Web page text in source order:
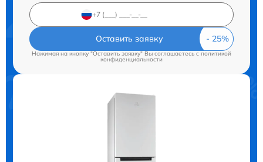
Оставить заявку
Нажимая на кнопку "Оставить заявку" Вы соглашаетесь cполитикой
конфиденциальности